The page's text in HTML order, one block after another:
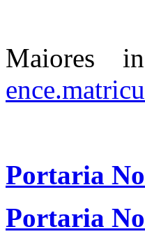
Maiores
Portaria
Portaria